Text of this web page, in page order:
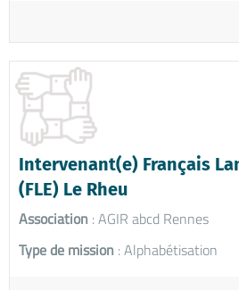
Intervenant(e) Français
(FLE) Le Rheu
Association : AGIR abcd Rennes
Type de mission : Alphabétisation